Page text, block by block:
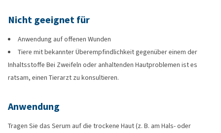
Nicht geeignet für
Anwendung auf offenen Wunden
Tiere mit bekannter Überempfindlichkeit gegenüber einem der
Inhaltsstoffe Bei Zweifeln oder anhaltenden Hautproblemen ist es
ratsam, einen Tierarzt zu konsultieren.
Anwendung
Tragen Sie das Serum auf die trockene Haut (z. B. am Hals- oder